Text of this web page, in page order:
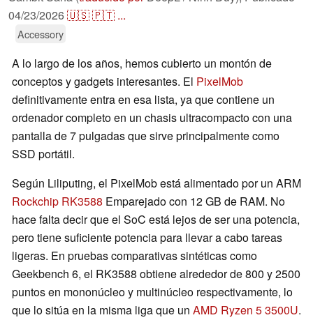
04/23/2026🇺🇸🇵🇹 ...
Accessory
A lo largo de los años, hemos cubierto un montón de
conceptos y gadgets interesantes. El PixelMob
definitivamente entra en esa lista, ya que contiene un
ordenador completo en un chasis ultracompacto con una
pantalla de 7 pulgadas que sirve principalmente como
SSD portátil.
Según Liliputing, el PixelMob está alimentado por un ARM
Rockchip RK3588 Emparejado con 12 GB de RAM. No
hace falta decir que el SoC está lejos de ser una potencia,
pero tiene suficiente potencia para llevar a cabo tareas
ligeras. En pruebas comparativas sintéticas como
Geekbench 6, el RK3588 obtiene alrededor de 800 y 2500
puntos en mononúcleo y multinúcleo respectivamente, lo
que lo sitúa en la misma liga que un AMD Ryzen 5 3500U.